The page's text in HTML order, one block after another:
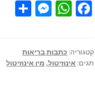
Fa
o
o
W
sA
p
M
n
ge
S
e
קטגוריה: כתבות בריאות
תגים: אינוזיטול, מיו אינוזיטול